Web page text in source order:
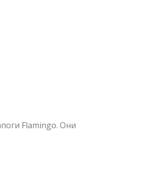
Flamingo. Они